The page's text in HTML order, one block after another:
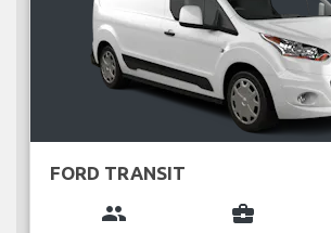
FORD TRANSIT
group business_center